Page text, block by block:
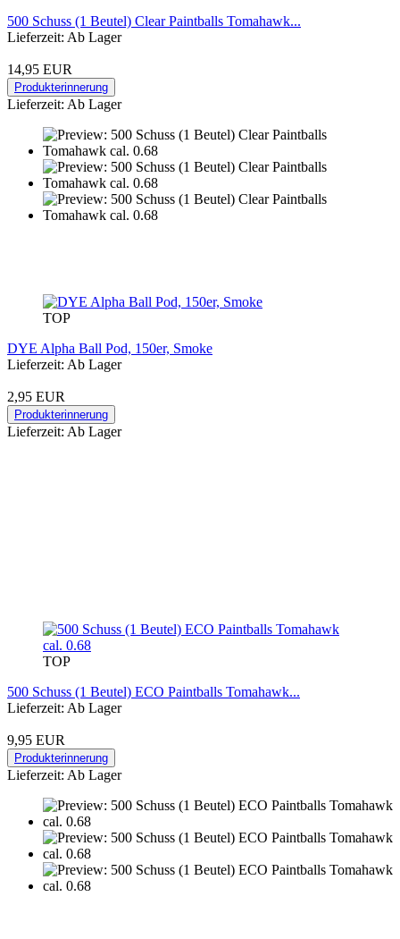
500 Schuss (1 Beutel) Clear Paintballs Tomahawk...
Lieferzeit: Ab Lager
14,95 EUR
Produkterinnerung
Lieferzeit: Ab Lager
TOP
DYE Alpha Ball Pod, 150er, Smoke
Lieferzeit: Ab Lager
2,95 EUR
Produkterinnerung
Lieferzeit: Ab Lager
TOP
500 Schuss (1 Beutel) ECO Paintballs Tomahawk...
Lieferzeit: Ab Lager
9,95 EUR
Produkterinnerung
Lieferzeit: Ab Lager